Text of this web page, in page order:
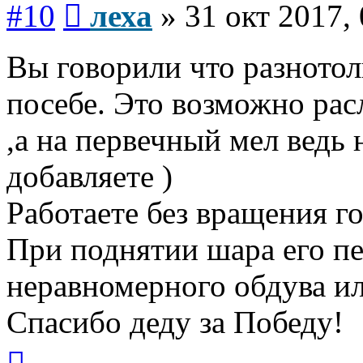
#10 леха » 31 окт 2017,
Вы говорили что
посебе. Это возможно
,а на первечный мел ведь
добавляете )
Работаете без вращения
При поднятии шара его
неравномерного обдува
Спасибо деду за Победу!